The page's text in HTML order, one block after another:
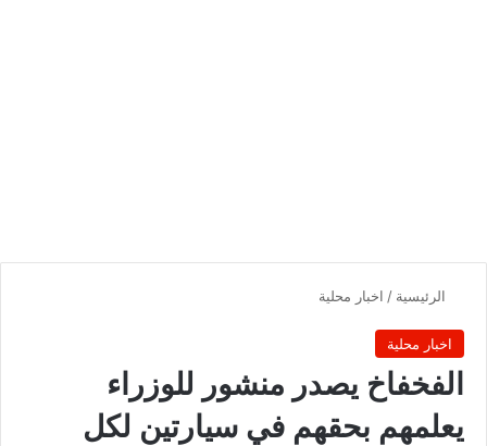
الرئيسية / اخبار محلية
اخبار محلية
الفخفاخ يصدر منشور للوزراء
يعلمهم بحقهم في سيارتين لكل